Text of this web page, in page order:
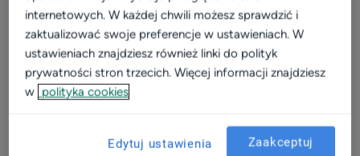
Video
Wizerunek
Dla placówki
Efektywność i rozwój
internetowych. W każdej chwili możesz sprawdzić i
zaktualizować swoje preferencje w ustawieniach. W
ustawieniach znajdziesz również linki do polityk
prywatności stron trzecich. Więcej informacji znajdziesz
w polityka cookies
Edytuj ustawienia Zaakceptuj